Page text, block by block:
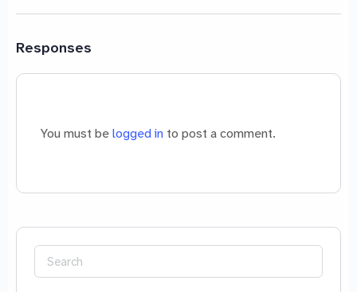
Responses
You must belogged in to post a comment.
Search
for: